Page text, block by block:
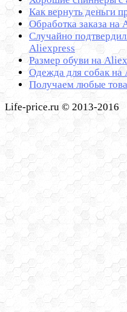
Как вернуть деньги
Обработка заказа на
Cлучайно
Aliexpress
Размер обуви на
Одежда для собак на
Получаем любые
Life-price.ru © 2013-2016